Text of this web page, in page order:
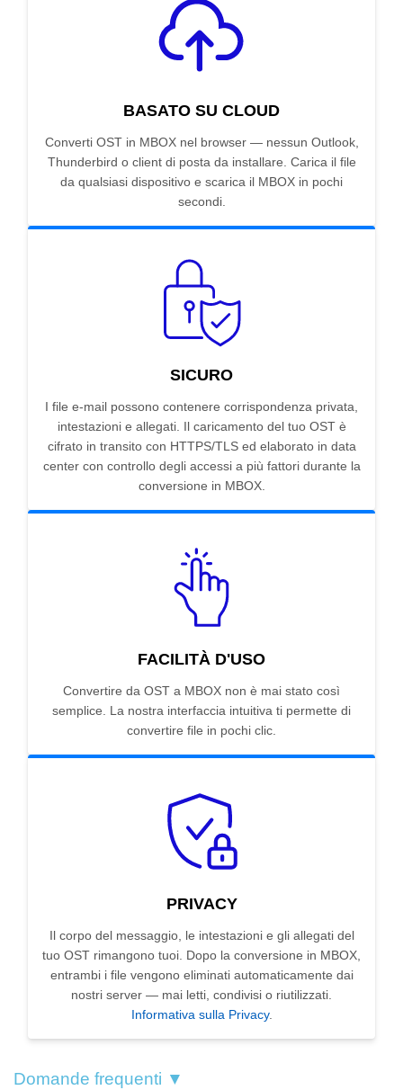
BASATO SU CLOUD
Converti OST in MBOX nel browser — nessun Outlook,
Thunderbird o client di posta da installare. Carica il file
da qualsiasi dispositivo e scarica il MBOX in pochi
secondi.
SICURO
I file e-mail possono contenere corrispondenza privata,
intestazioni e allegati. Il caricamento del tuo OST è
cifrato in transito con HTTPS/TLS ed elaborato in data
center con controllo degli accessi a più fattori durante la
conversione in MBOX.
FACILITÀ D'USO
Convertire da OST a MBOX non è mai stato così
semplice. La nostra interfaccia intuitiva ti permette di
convertire file in pochi clic.
PRIVACY
Il corpo del messaggio, le intestazioni e gli allegati del
tuo OST rimangono tuoi. Dopo la conversione in MBOX,
entrambi i file vengono eliminati automaticamente dai
nostri server — mai letti, condivisi o riutilizzati.
Informativa sulla Privacy.
Domande frequenti ▼